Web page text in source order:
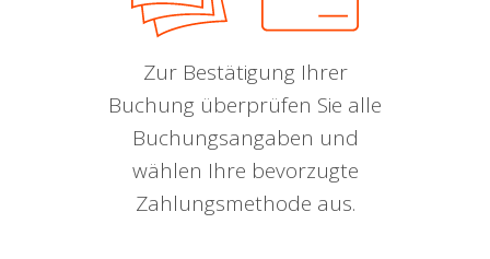
Zur Bestätigung Ihrer
Buchung überprüfen Sie alle
Buchungsangaben und
wählen Ihre bevorzugte
Zahlungsmethode aus.